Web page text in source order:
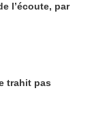
l’écoute, par
trahit pas